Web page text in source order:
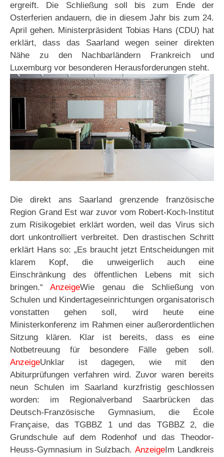
ergreift. Die Schließung soll bis zum Ende der
Osterferien andauern, die in diesem Jahr bis zum 24.
April gehen. Ministerpräsident Tobias Hans (CDU) hat
erklärt, dass das Saarland wegen seiner direkten
Nähe zu den Nachbarländern Frankreich und
Luxemburg vor besonderen Herausforderungen steht.
Die direkt ans Saarland grenzende französische
Region Grand Est war zuvor vom Robert-Koch-Institut
zum Risikogebiet erklärt worden, weil das Virus sich
dort unkontrolliert verbreitet. Den drastischen Schritt
erklärt Hans so: „Es braucht jetzt Entscheidungen mit
klarem Kopf, die unweigerlich auch eine
Einschränkung des öffentlichen Lebens mit sich
bringen.“AnzeigeWie genau die Schließung von
Schulen und Kindertageseinrichtungen organisatorisch
vonstatten gehen soll, wird heute eine
Ministerkonferenz im Rahmen einer außerordentlichen
Sitzung klären. Klar ist bereits, dass es eine
Notbetreuung für besondere Fälle geben soll.
AnzeigeUnklar ist dagegen, wie mit den
Abiturprüfungen verfahren wird. Zuvor waren bereits
neun Schulen im Saarland kurzfristig geschlossen
worden: im Regionalverband Saarbrücken das
Deutsch-Französische Gymnasium, die École
Française, das TGBBZ 1 und das TGBBZ 2, die
Grundschule auf dem Rodenhof und das Theodor-
Heuss-Gymnasium in Sulzbach. AnzeigeIm Landkreis